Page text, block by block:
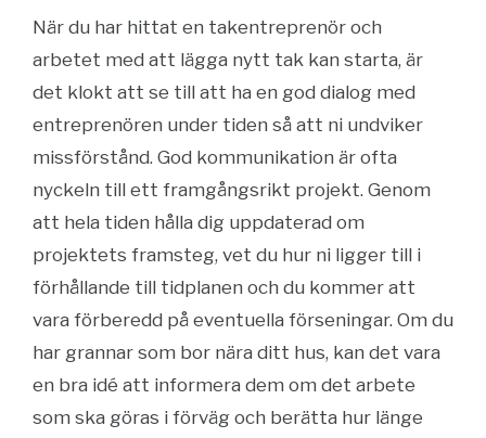
När du har hittat en takentreprenör och
arbetet med att lägga nytt tak kan starta, är
det klokt att se till att ha en god dialog med
entreprenören under tiden så att ni undviker
missförstånd. God kommunikation är ofta
nyckeln till ett framgångsrikt projekt. Genom
att hela tiden hålla dig uppdaterad om
projektets framsteg, vet du hur ni ligger till i
förhållande till tidplanen och du kommer att
vara förberedd på eventuella förseningar. Om du
har grannar som bor nära ditt hus, kan det vara
en bra idé att informera dem om det arbete
som ska göras i förväg och berätta hur länge